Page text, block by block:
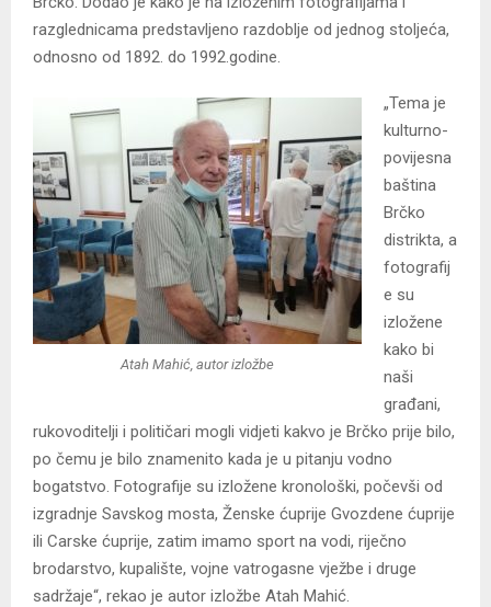
razglednicama predstavljeno razdoblje od jednog stoljeća,
odnosno od 1892. do 1992.godine.
Atah Mahić, autor izložbe
„Tema je
kulturno-
povijesna
baština
Brčko
distrikta, a
fotografij
e su
izložene
kako bi
naši
građani,
rukovoditelji i političari mogli vidjeti kakvo je Brčko prije bilo,
po čemu je bilo znamenito kada je u pitanju vodno
bogatstvo. Fotografije su izložene kronološki, počevši od
izgradnje Savskog mosta, Ženske ćuprije Gvozdene ćuprije
ili Carske ćuprije, zatim imamo sport na vodi, riječno
brodarstvo, kupalište, vojne vatrogasne vježbe i druge
sadržaje“, rekao je autor izložbe Atah Mahić.